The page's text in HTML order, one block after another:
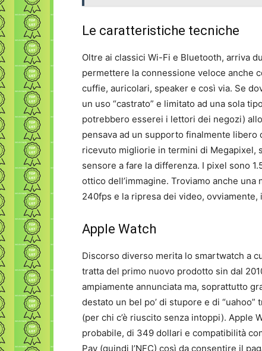
Le caratteristiche tecniche
Oltre ai classici Wi-Fi e Bluetooth, arriva
permettere la connessione veloce anche
cuffie, auricolari, speaker e così via. Se
un uso “castrato” e limitato ad una sola
potrebbero esserei i lettori dei negozi)
pensava ad un supporto finalmente
ricevuto migliorie in termini di Megapixel,
sensore a fare la differenza. I pixel sono
ottico dell’immagine. Troviamo anche
240fps e la ripresa dei video, ovviamente,
Apple Watch
Discorso diverso merita lo smartwatch a
tratta del primo nuovo prodotto sin dal
ampiamente annunciata ma, soprattutto
destato un bel po’ di stupore e di
(per chi c’è riuscito senza intoppi). Apple
probabile, di 349 dollari e compatibilità
Pay (quindi l’NFC) così da consentire il